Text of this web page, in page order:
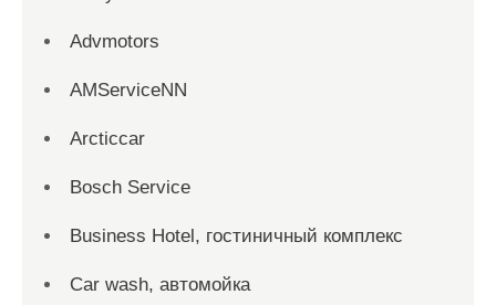
Advmotors
AMServiceNN
Arcticcar
Bosch Service
Business Hotel, гостиничный комплекс
Car wash, автомойка